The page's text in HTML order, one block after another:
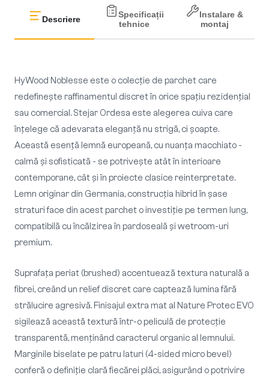
Descriere
Specificații
tehnice
Instalare &
montaj
HyWood Noblesse este o colecție de parchet care
redefinește raffinamentul discret în orice spațiu rezidențial
sau comercial. Stejar Ordesa este alegerea cuiva care
înțelege că adevarata eleganță nu strigă, ci șoapte.
Această esență lemnă europeană, cu nuanța macchiato -
calmă și sofisticată - se potrivește atât în interioare
contemporane, cât și în proiecte clasice reinterpretate.
Lemn originar din Germania, construcția hibrid în șase
straturi face din acest parchet o investiție pe termen lung,
compatibilă cu încălzirea în pardoseală și wetroom-uri
premium.
Suprafața periat (brushed) accentuează textura naturală a
fibrei, creând un relief discret care captează lumina fără
strălucire agresivă. Finisajul extra mat al Nature Protec EVO
sigilează această textură într-o peliculă de protecție
transparentă, menținând caracterul organic al lemnului.
Marginile biselate pe patru laturi (4-sided micro bevel)
conferă o definiție clară fiecărei plăci, asigurând o potrivire